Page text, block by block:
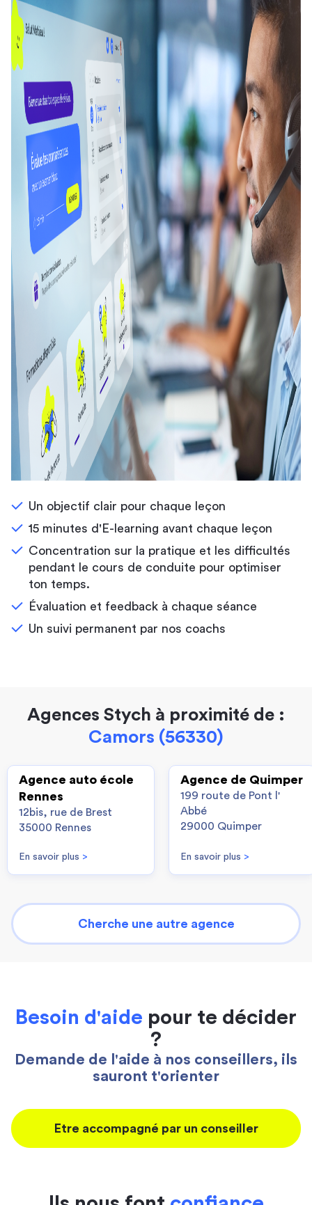
Un objectif clair pour chaque leçon
15 minutes d'E-learning avant chaque leçon
Concentration sur la pratique et les difficultés
pendant le cours de conduite pour optimiser
ton temps.
Évaluation et feedback à chaque séance
Un suivi permanent par nos coachs
Agences Stych à proximité de :
Camors (56330)
Agence auto école
Rennes
12bis, rue de Brest
35000 Rennes
En savoir plus >
Agence de Quimper
199 route de Pont l'
Abbé
29000 Quimper
En savoir plus >
Cherche une autre agence
Besoin d'aide pour te décider
?
Demande de l'aide à nos conseillers, ils
sauront t'orienter
Etre accompagné par un conseiller